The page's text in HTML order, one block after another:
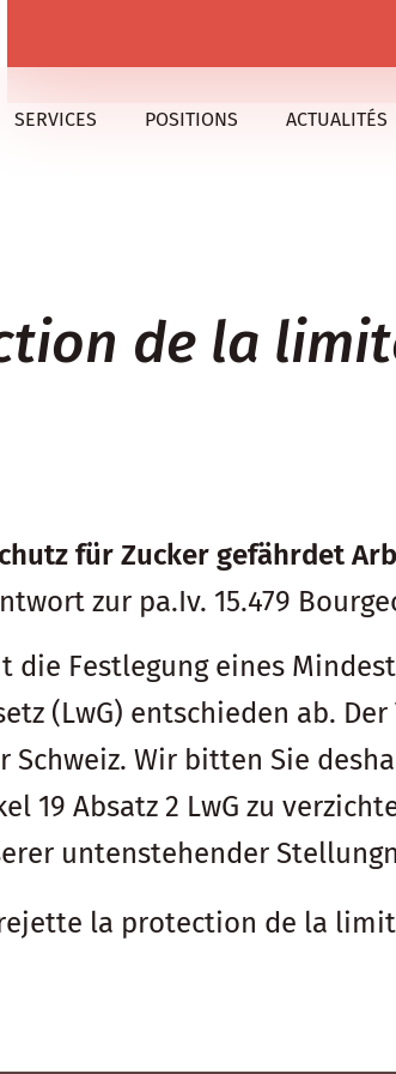
SERVICES POSITIONS ACTUALITÉS
de la
für Zucker gefährdet
zur pa.Iv. 15.479
die Festlegung eines
(LwG) entschieden ab.
Schweiz. Wir bitten Sie
19 Absatz 2 LwG zu
untenstehender
rejette la protection de la